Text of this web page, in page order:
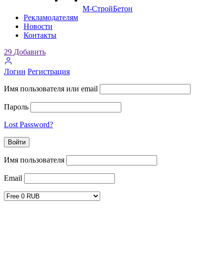
М-СтройБетон
Рекламодателям
Новости
Контакты
29 Добавить
Логин Регистрация
Имя пользователя или email
Пароль
Lost Password?
Имя пользователя
Email